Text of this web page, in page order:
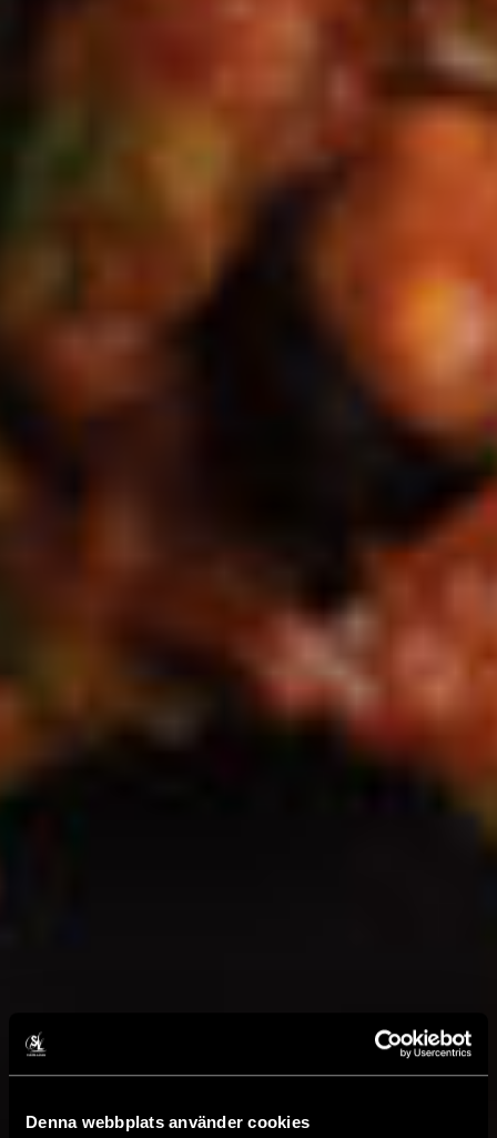
Denna webbplats använder cookies